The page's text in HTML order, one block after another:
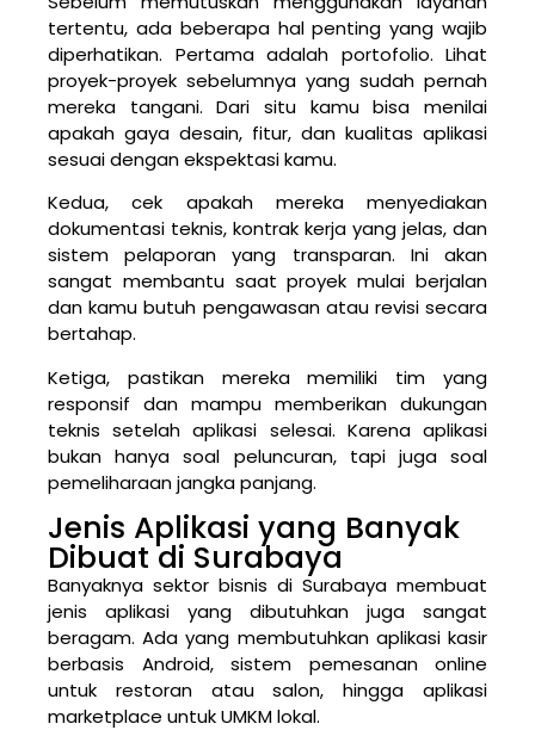
tertentu, ada beberapa hal penting yang wajib
diperhatikan. Pertama adalah portofolio. Lihat
proyek-proyek sebelumnya yang sudah pernah
mereka tangani. Dari situ kamu bisa menilai
apakah gaya desain, fitur, dan kualitas aplikasi
sesuai dengan ekspektasi kamu.
Kedua, cek apakah mereka menyediakan
dokumentasi teknis, kontrak kerja yang jelas, dan
sistem pelaporan yang transparan. Ini akan
sangat membantu saat proyek mulai berjalan
dan kamu butuh pengawasan atau revisi secara
bertahap.
Ketiga, pastikan mereka memiliki tim yang
responsif dan mampu memberikan dukungan
teknis setelah aplikasi selesai. Karena aplikasi
bukan hanya soal peluncuran, tapi juga soal
pemeliharaan jangka panjang.
Jenis Aplikasi yang Banyak
Dibuat di Surabaya
Banyaknya sektor bisnis di Surabaya membuat
jenis aplikasi yang dibutuhkan juga sangat
beragam. Ada yang membutuhkan aplikasi kasir
berbasis Android, sistem pemesanan online
untuk restoran atau salon, hingga aplikasi
marketplace untuk UMKM lokal.